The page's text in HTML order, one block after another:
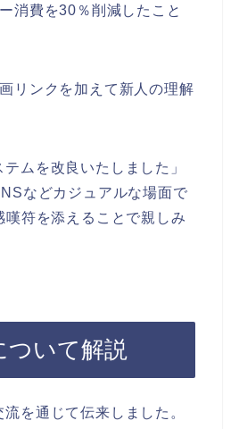
消費を30％削減したこと
リンクを加えて新人の理解
ムを改良いたしました」
などカジュアルな場面で
符を添えることで親しみ
ついて解説
を通じて伝来しました。